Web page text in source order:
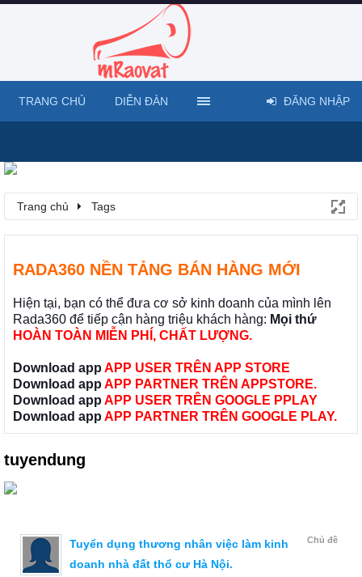
Trang chủ Tags
RADA360 NỀN TẢNG BÁN HÀNG MỚI
Hiện tại, bạn có thể đưa cơ sở kinh doanh của mình lên
Rada360 để tiếp cận hàng triệu khách hàng: Mọi thứ
HOÀN TOÀN MIỄN PHÍ, CHẤT LƯỢNG.
Download app APP USER TRÊN APP STORE
Download app APP PARTNER TRÊN APPSTORE.
Download app APP USER TRÊN GOOGLE PPLAY
Download app APP PARTNER TRÊN GOOGLE PLAY.
tuyendung
Chủ đề
Tuyển dụng thương nhân việc làm kinh
doanh nhà đất thổ cư Hà Nội.
TRANG CHỦ DIỄN ĐÀN ĐĂNG NHẬP